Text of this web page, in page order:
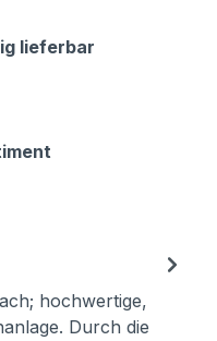
lieferbar
hochwertige,
Durch die